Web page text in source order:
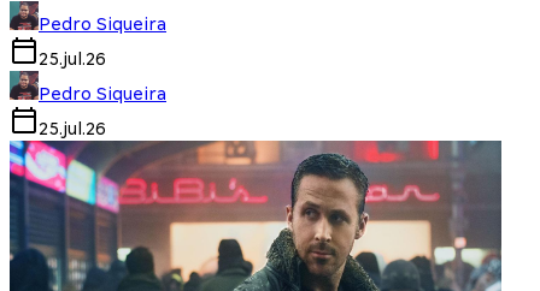
Pedro Siqueira
25.jul.26
Pedro Siqueira
25.jul.26